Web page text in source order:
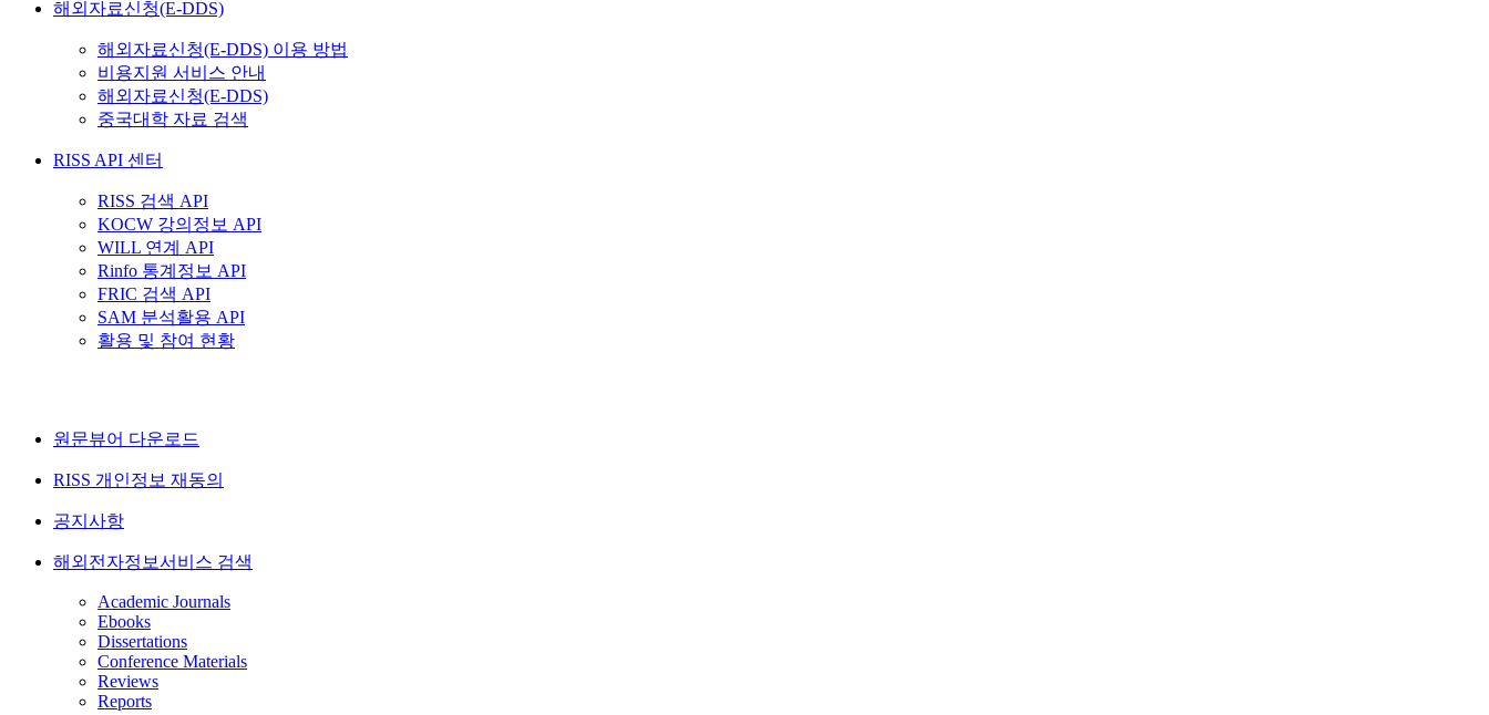
해외자료신청(E-DDS)
해외자료신청(E-DDS) 이용 방법
비용지원 서비스 안내
해외자료신청(E-DDS)
중국대학 자료 검색
RISS API 센터
RISS 검색 API
KOCW 강의정보 API
WILL 연계 API
Rinfo 통계정보 API
FRIC 검색 API
SAM 분석활용 API
활용 및 참여 현황
원문뷰어 다운로드
RISS 개인정보 재동의
공지사항
해외전자정보서비스 검색
Academic Journals
Ebooks
Dissertations
Conference Materials
Reviews
Reports